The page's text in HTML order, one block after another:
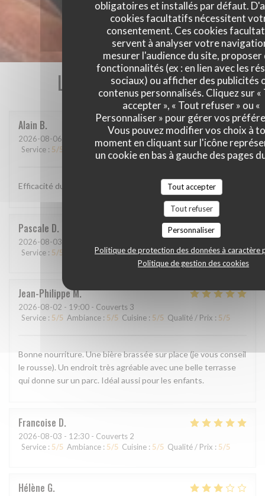
obligatoires et installés par défaut.
cookies facultatifs nécessitent
consentement. Ces cookies
servent à analyser votre
mesurer l'audience du site, proposer
fonctionnalités (ex : en lien avec les
sociaux) ou afficher des publicités
contenus personnalisés. Cliquez sur «
accepter », « Tout refuser » ou «
Personnaliser » pour gérer vos
Vous pouvez modifier vos choix à
moment en cliquant sur l'icône
un cookie en bas à gauche des pages
Tout accepter
Tout refuser
Personnaliser
Politique de protection des données à caractère
Politique de gestion des cookies
Les avis de nos clients
Alain B
2026-08-06 - 12:00 - Couverts 2
Service : 5/5 Ambiance:4/5 Cuisine :4/5 Qualité / Prix: 4/5
Efficacité du personnel, plats goûteux
Pascale D
2026-08-03
Service : 5/5 Ambiance:5/5 Cuisine:5/5 Qualité / Prix:5/5
Jean-PhilippeM
2026-08-02 - 19:00 - Couverts 3
Service : 5/5 Ambiance : 5/5 Cuisine : 5/5 Qualité / Prix : 5/5
Bonne nourriture. Une bière brassée sur place (je vous conseil
le rousse). Un endroit très agréable avec une belle terrasse
qui donne sur un parc. Idéal aussi pour les enfants.
Francoise D
2026-08-03 - 12:30 - Couverts 2
Service : 5/5 Ambiance : 5/5 Cuisine : 5/5 Qualité / Prix : 5/5
Hélène G